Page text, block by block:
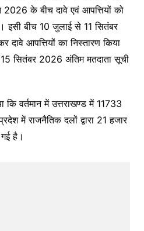
के बीच दावे एवं आपत्तियों को
इसी बीच 10 जुलाई से 11 सितंबर
आपत्तियों का निस्तारण किया
15 सितंबर 2026 अंतिम मतदाता सूची
कि वर्तमान में उत्तराखण्ड में 11733
में राजनैतिक दलों द्वारा 21 हजार
है।